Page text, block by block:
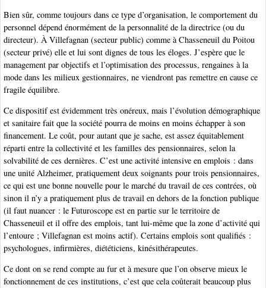
Bien sûr, comme toujours dans ce type d’organisation, le comportement du
personnel dépend énormément de la personnalité de la directrice (ou du
directeur). À Villefagnan (secteur public) comme à Chasseneuil du Poitou
(secteur privé) elle et lui sont dignes de tous les éloges. J’espère que le
management par objectifs et l’optimisation des processus, rengaines à la
mode dans les milieux gestionnaires, ne viendront pas remettre en cause ce
fragile équilibre.
Ce dispositif est évidemment très onéreux, mais l’évolution démographique
et sanitaire fait que la société pourra de moins en moins échapper à son
financement. Le coût, pour autant que je sache, est assez équitablement
réparti entre la collectivité et les familles des pensionnaires, selon la
solvabilité de ces dernières. C’est une activité intensive en emplois : dans
une unité Alzheimer, pratiquement deux soignants pour trois pensionnaires,
ce qui est une bonne nouvelle pour le marché du travail de ces contrées, où
sinon il n’y a pratiquement plus de travail en dehors de la fonction publique
(il faut nuancer : le Futuroscope est en partie sur le territoire de
Chasseneuil et il offre des emplois, tant lui-même que la zone d’activité qui
l’entoure ; Villefagnan est moins actif). Certains emplois sont qualifiés :
psychologues, infirmières, diététiciens, kinésithérapeutes.
Ce dont on se rend compte au fur et à mesure que l’on observe mieux le
fonctionnement de ces institutions, c’est que cela coûterait beaucoup plus